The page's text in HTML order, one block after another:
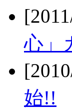
心」
始!!